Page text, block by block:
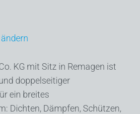
KG mit Sitz in Remagen ist
doppelseitiger
ein breites
Dichten, Dämpfen, Schützen,